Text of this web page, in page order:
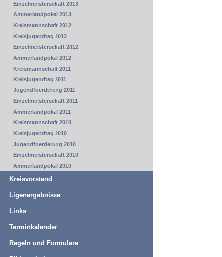
Einzelmeisterschaft 2013
Ammerlandpokal 2013
Kreismannschaft 2012
Kreisjugendtag 2012
Einzelmeisterschaft 2012
Ammerlandpokal 2012
Kreismannschaft 2011
Kreisjugendtag 2011
Jugendfoerderung 2011
Einzelmeisterschaft 2011
Ammerlandpokal 2011
Kreismannschaft 2010
Kreisjugendtag 2010
Jugendfoerderung 2010
Einzelmeisterschaft 2010
Ammerlandpokal 2010
Kreisvorstand
Ligenergebnisse
Links
Terminkalender
Regeln und Formulare